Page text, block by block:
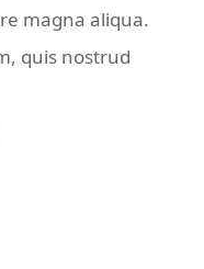
magna aliqua.
quis nostrud